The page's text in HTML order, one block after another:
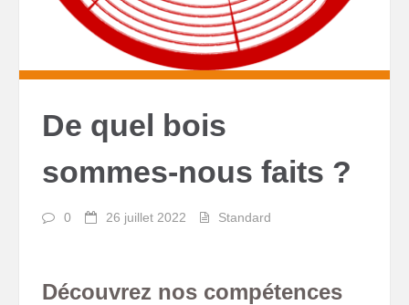
De quel bois
sommes-nous faits ?
0 26 juillet 2022 Standard
Découvrez nos compétences